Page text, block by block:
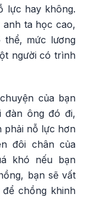
lực hay không.
ta học cao,
mức lương
người có trình
của bạn
đàn ông đó đi,
phải nỗ lực hơn
đôi chân của
khó nếu bạn
bạn sẽ vất
chồng khinh